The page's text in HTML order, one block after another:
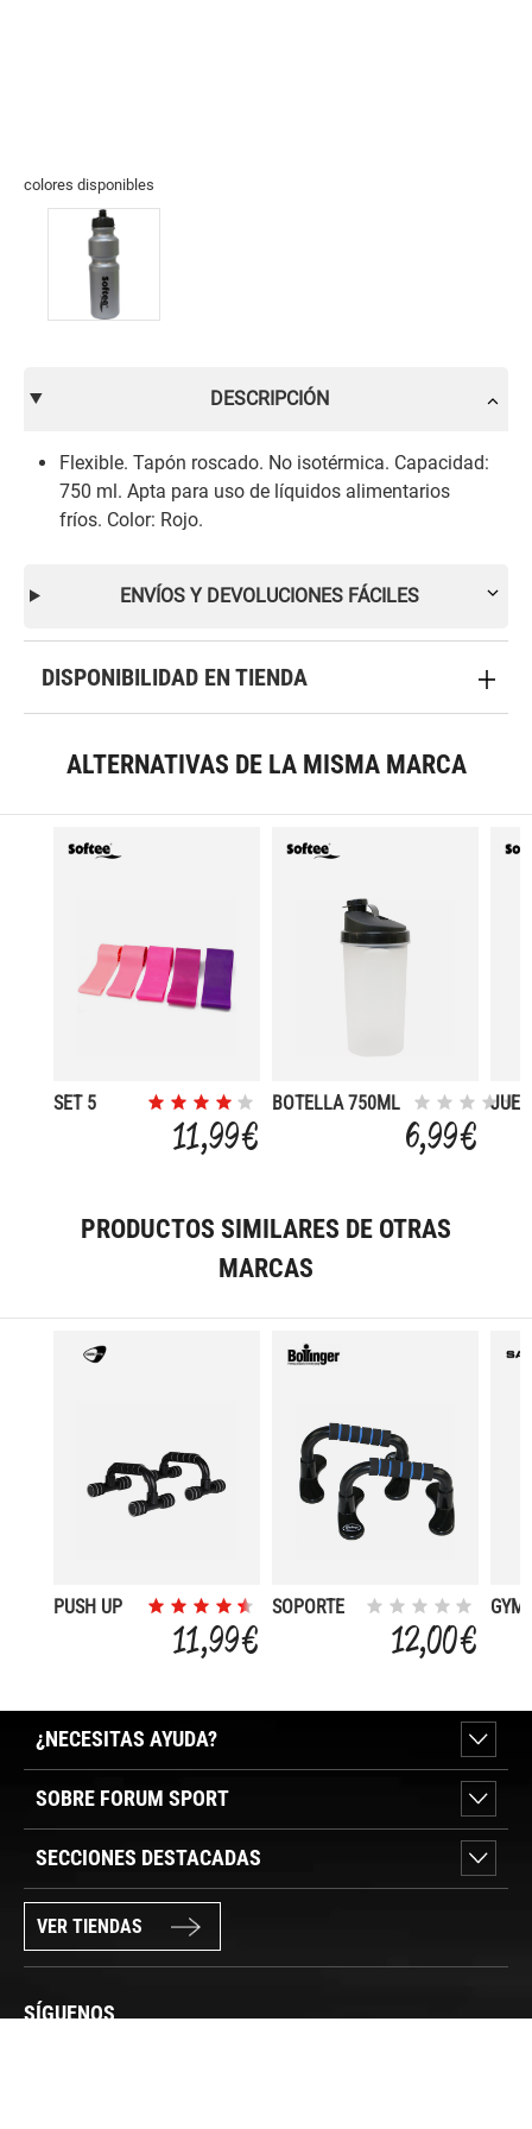
colores disponibles
DESCRIPCIÓN
Flexible. Tapón roscado. No isotérmica. Capacidad:
750 ml. Apta para uso de líquidos alimentarios
fríos. Color: Rojo.
ENVÍOS Y DEVOLUCIONES FÁCILES
DISPONIBILIDAD EN TIENDA
ALTERNATIVAS DE LA MISMA MARCA
SET 5
11,99 €
BOTELLA 750ML
ENTRENAMIENTO6,99 €
PRODUCTOS SIMILARES DE OTRAS
MARCAS
PUSH UP
11,99 €
SOPORTE
12,00 €
GYM
¿NECESITAS AYUDA?
SOBRE FORUM SPORT
SECCIONES DESTACADAS
VER TIENDAS
SÍGUENOS